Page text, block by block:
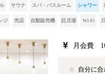
サウナ スパ・バスルーム シャワー
ジ 売店 自動販売機 託児場 Wi-Fi
月会費
自分に